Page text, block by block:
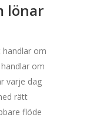
lönar
handlar om
om
varje dag
rätt
flöde